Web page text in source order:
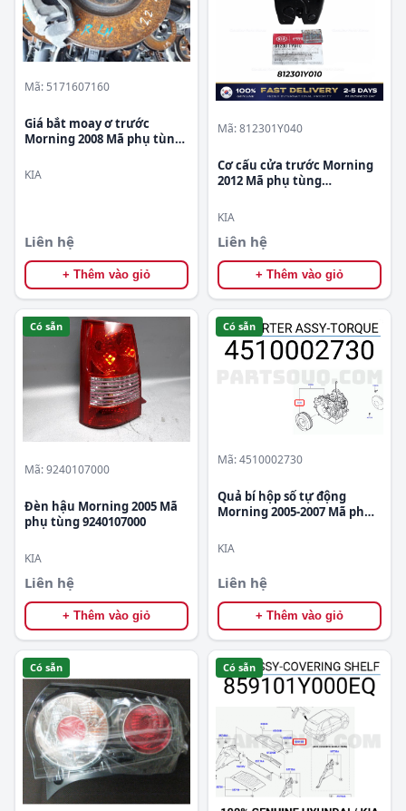
Mã: 5171607160
Giá bắt moay ơ trước
Morning 2008 Mã phụ tùng
KIA
Liên hệ
+ Thêm vào giỏ
Mã: 812301Y040
Cơ cấu cửa trước Morning
2012 Mã phụ tùng
KIA
Liên hệ
+ Thêm vào giỏ
Có sẵn
Mã: 9240107000
Đèn hậu Morning 2005 Mã
phụ tùng 9240107000
KIA
Liên hệ
+ Thêm vào giỏ
Có sẵn
Mã: 4510002730
Quả bí hộp số tự động
Morning 2005-2007 Mã phụ
KIA
Liên hệ
+ Thêm vào giỏ
Có sẵn Có sẵn